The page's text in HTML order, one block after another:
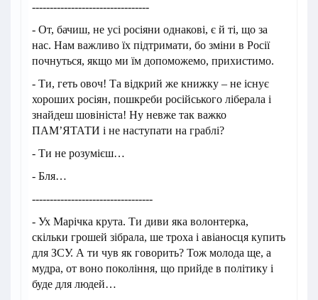
---------------------------------
- От, бачиш, не усі росіяни однакові, є й ті, що за
нас. Нам важливо їх підтримати, бо зміни в Росії
почнуться, якщо ми їм допоможемо, прихистимо.
- Ти, геть овоч! Та відкрий же книжку – не існує
хороших росіян, пошкреби російського ліберала і
знайдеш шовініста! Ну невже так важко
ПАМ’ЯТАТИ і не наступати на граблі?
- Ти не розумієш…
- Бля…
----------------------------------
- Ух Марічка крута. Ти диви яка волонтерка,
скільки грошей зібрала, ше троха і авіаносця купить
для ЗСУ. А ти чув як говорить? Тож молода ще, а
мудра, от воно покоління, що прийде в політику і
буде для людей…